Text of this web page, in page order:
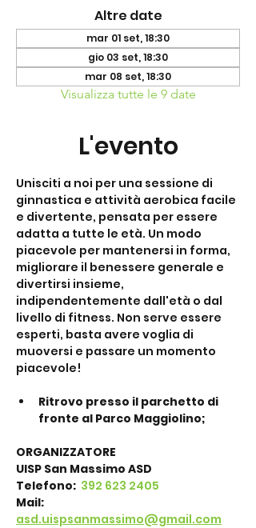
Altre date
mar 01 set, 18:30
gio 03 set, 18:30
mar 08 set, 18:30
Visualizza tutte le 9 date
L'evento
Unisciti a noi per una sessione di
ginnastica e attività aerobica facile
e divertente, pensata per essere
adatta a tutte le età. Un modo
piacevole per mantenersi in forma,
migliorare il benessere generale e
divertirsi insieme,
indipendentemente dall'età o dal
livello di fitness. Non serve essere
esperti, basta avere voglia di
muoversi e passare un momento
piacevole!
Ritrovo presso il parchetto di
fronte al Parco Maggiolino;
ORGANIZZATORE
UISP San Massimo ASD
Telefono: 392 623 2405
Mail:
asd.uispsanmassimo@gmail.com